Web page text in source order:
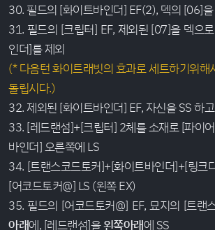
30. 필드의 [화이트바인더] EF(2), 덱의 [06]
31. 필드의 [크립터] EF, 제외된 [07]을 덱으
인더]를 제외
(* 다음턴 화이트래빗의 효과로 세트하기위
돌립시다.)
32. 제외된 [화이트바인더] EF, 자신을 SS 하
33. [레드랜섬]+[크립터] 2체를 소재로 [파이
바인더] 오른쪽에 LS
34. [트랜스코드토커]+[화이트바인더]+[링크
[어코드토커@] LS (왼쪽 EX)
35. 필드의 [어코드토커@] EF, 묘지의 [트랜
아래에, [레드랜섬]을왼쪽아래에 SS